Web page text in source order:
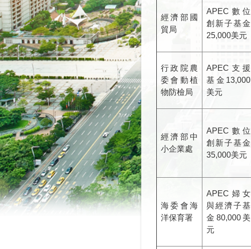
經濟部國
貿局
APEC數位
創新子基金
25,000美元
行政院農
委會動植
物防檢局
APEC支援
基金13,000
美元
經濟部中
小企業處
APEC數位
創新子基金
35,000美元
海委會海
洋保育署
APEC婦女
與經濟子基
金80,000美
元